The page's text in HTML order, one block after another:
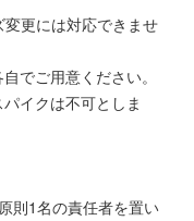
更には対応できませ
でご用意ください。
イクは不可としま
則1名の責任者を置い